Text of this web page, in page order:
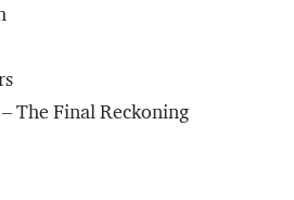
The Final Reckoning